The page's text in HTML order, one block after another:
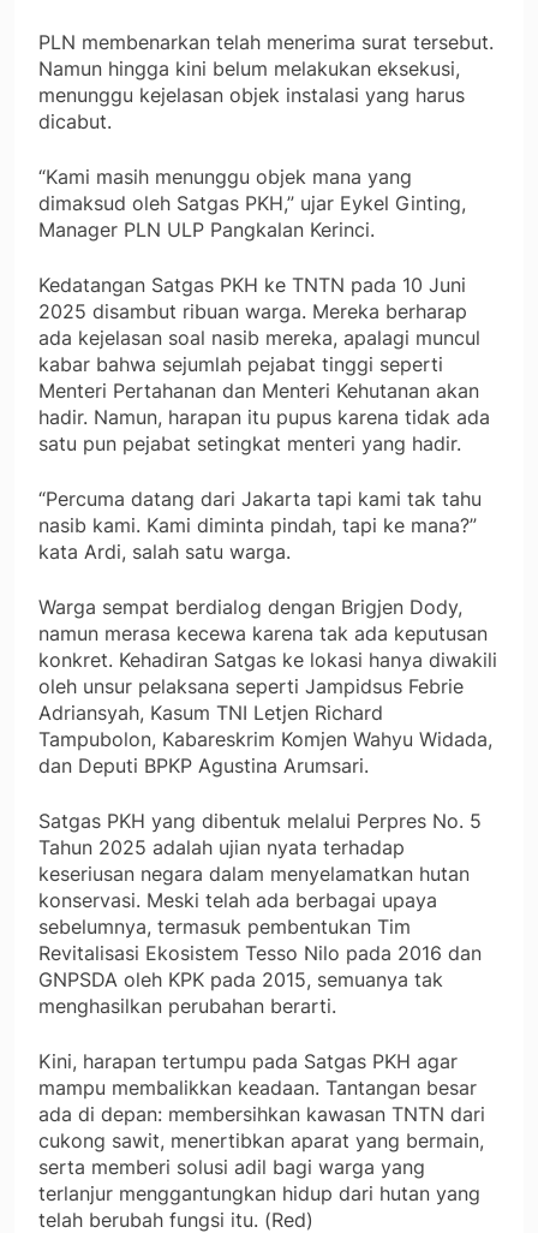
PLN membenarkan telah menerima surat tersebut.
Namun hingga kini belum melakukan eksekusi,
menunggu kejelasan objek instalasi yang harus
dicabut.
“Kami masih menunggu objek mana yang
dimaksud oleh Satgas PKH,” ujar Eykel Ginting,
Manager PLN ULP Pangkalan Kerinci.
Kedatangan Satgas PKH ke TNTN pada 10 Juni
2025 disambut ribuan warga. Mereka berharap
ada kejelasan soal nasib mereka, apalagi muncul
kabar bahwa sejumlah pejabat tinggi seperti
Menteri Pertahanan dan Menteri Kehutanan akan
hadir. Namun, harapan itu pupus karena tidak ada
satu pun pejabat setingkat menteri yang hadir.
“Percuma datang dari Jakarta tapi kami tak tahu
nasib kami. Kami diminta pindah, tapi ke mana?”
kata Ardi, salah satu warga.
Warga sempat berdialog dengan Brigjen Dody,
namun merasa kecewa karena tak ada keputusan
konkret. Kehadiran Satgas ke lokasi hanya diwakili
oleh unsur pelaksana seperti Jampidsus Febrie
Adriansyah, Kasum TNI Letjen Richard
Tampubolon, Kabareskrim Komjen Wahyu Widada,
dan Deputi BPKP Agustina Arumsari.
Satgas PKH yang dibentuk melalui Perpres No. 5
Tahun 2025 adalah ujian nyata terhadap
keseriusan negara dalam menyelamatkan hutan
konservasi. Meski telah ada berbagai upaya
sebelumnya, termasuk pembentukan Tim
Revitalisasi Ekosistem Tesso Nilo pada 2016 dan
GNPSDA oleh KPK pada 2015, semuanya tak
menghasilkan perubahan berarti.
Kini, harapan tertumpu pada Satgas PKH agar
mampu membalikkan keadaan. Tantangan besar
ada di depan: membersihkan kawasan TNTN dari
cukong sawit, menertibkan aparat yang bermain,
serta memberi solusi adil bagi warga yang
terlanjur menggantungkan hidup dari hutan yang
telah berubah fungsi itu. (Red)